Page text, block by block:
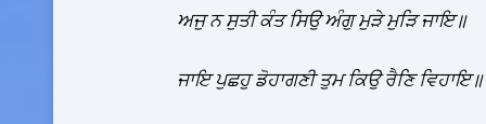
ਅਜੁ ਨ ਸੁਤੀ ਕੰਤ ਸਿਉ ਅੰਗੁ ਮੁੜੇ ਮੁੜਿ ਜਾਇ॥
ਜਾਇ ਪੁਛਹੁ ਡੋਹਾਗਣੀ ਤੁਮ ਕਿਉ ਰੈਣਿ